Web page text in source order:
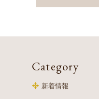
Category
新着情報